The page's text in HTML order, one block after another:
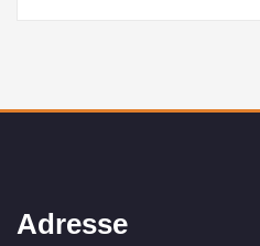
Adresse